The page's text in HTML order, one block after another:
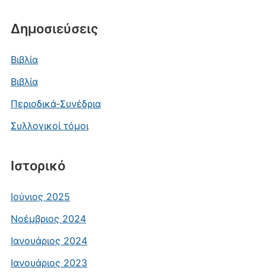
Δημοσιεύσεις
Βιβλία
Βιβλία
Περιοδικά-Συνέδρια
Συλλογικοί τόμοι
Ιστορικό
Ιούνιος 2025
Νοέμβριος 2024
Ιανουάριος 2024
Ιανουάριος 2023